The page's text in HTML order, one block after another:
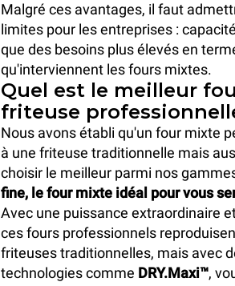
Malgré ces avantages, il faut
limites pour les entreprises :
que des besoins plus élevés en
qu'interviennent les fours mixtes.
Quel est le meilleur
friteuse
Nous avons établi qu'un four mixte
à une friteuse traditionnelle mais
choisir le meilleur parmi nos
fine, le four mixte idéal pour vous
Avec une puissance extraordinaire
ces fours professionnels
friteuses traditionnelles, mais avec
technologies comme DRY.Maxi™,